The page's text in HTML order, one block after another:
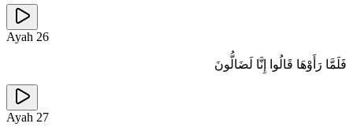
Ayah 26
فَلَمَّا رَأَوْهَا قَالُوا إِنَّا لَضَالُّونَ
Ayah 27